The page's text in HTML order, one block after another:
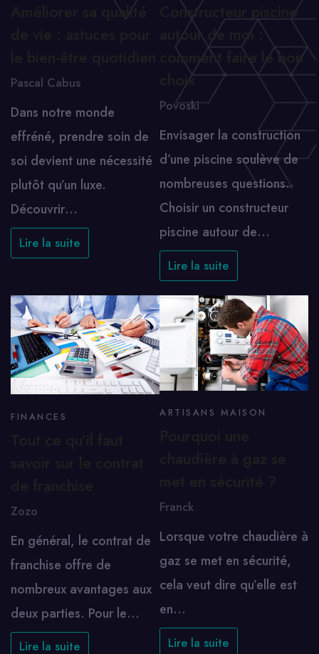
Améliorer sa qualité
Pascal Cabus
Dans notre monde
effréné, prendre soin de
soi devient une nécessité
plutôt qu’un luxe.
Découvrir…
Lire la suite
Constructeur piscine
autour de moi :
comment faire le bon
choix
Povoski
Envisager la construction
d’une piscine soulève de
nombreuses questions.
Choisir un constructeur
piscine autour de…
Lire la suite
FINANCES
Zozo
En général, le contrat de
franchise offre de
nombreux avantages aux
deux parties. Pour le…
Lire la suite
ARTISANS MAISON
Franck
Lorsque votre chaudière à
gaz se met en sécurité,
cela veut dire qu’elle est
en…
Lire la suite